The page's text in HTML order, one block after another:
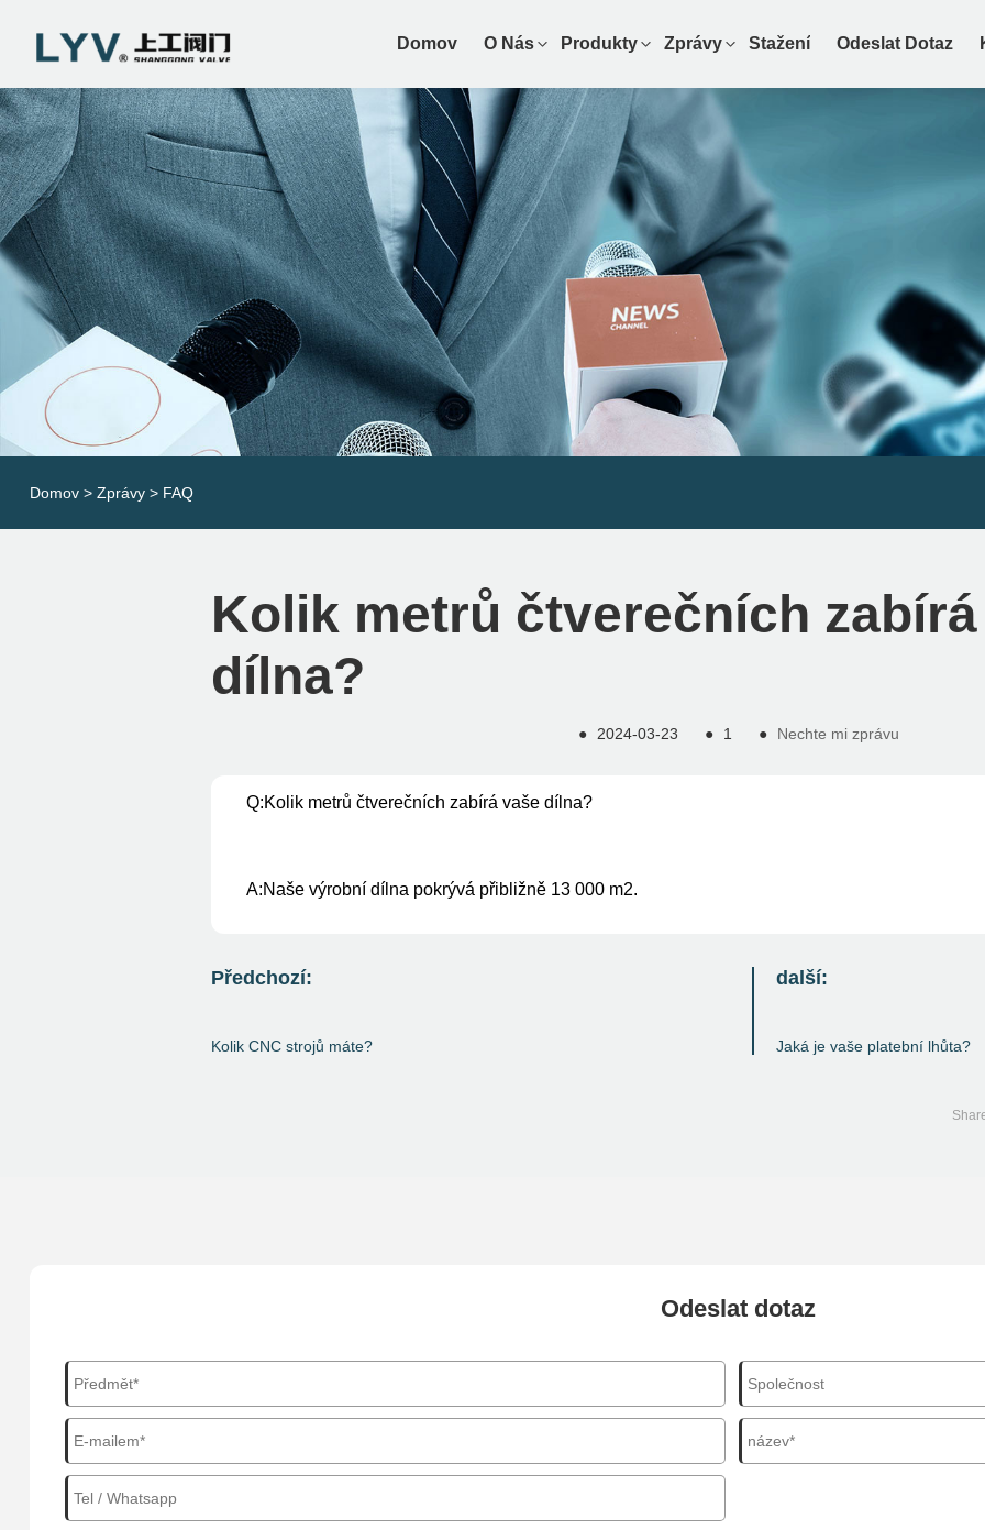
Domov O Nás Produkty Zprávy Stažení Odeslat Dotaz
Domov > Zprávy> FAQ
Kolik metrů čtverečních
dílna?
● 2024-03-23 ● 1 ● Nechte mi zprávu
Q:Kolik metrů čtverečních zabírá vaše dílna?
A:Naše výrobní dílna pokrývá přibližně 13 000 m2.
Předchozí:
Kolik CNC strojů máte?
další:
Jaká je vaše platební lhůta?
Odeslat dotaz